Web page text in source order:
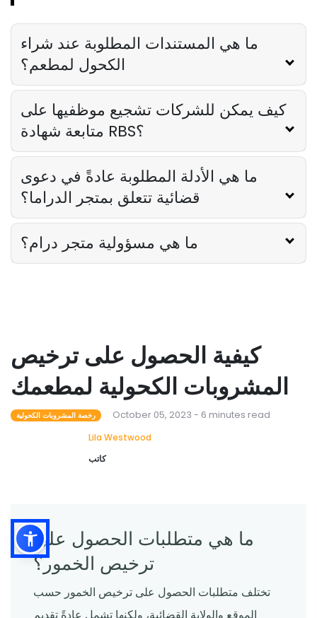
Lila Westwood Oct 05, 2023
ما هي المستندات المطلوبة عند شراء
الكحول لمطعم؟
كيف يمكن للشركات تشجيع موظفيها على
متابعة شهادة RBS؟
ما هي الأدلة المطلوبة عادةً في دعوى
قضائية تتعلق بمتجر الدراما؟
ما هي مسؤولية متجر درام؟
كيفية الحصول على ترخيص
المشروبات الكحولية لمطعمك
رخصة المشروبات الكحولية
October 05, 2023 - 6 minutes read
Lila Westwood
كاتب
ما هي متطلبات الحصول على
ترخيص الخمور؟
تختلف متطلبات الحصول على ترخيص الخمور حسب
الموقع والولاية القضائية، ولكنها تشمل عادةً تقديم